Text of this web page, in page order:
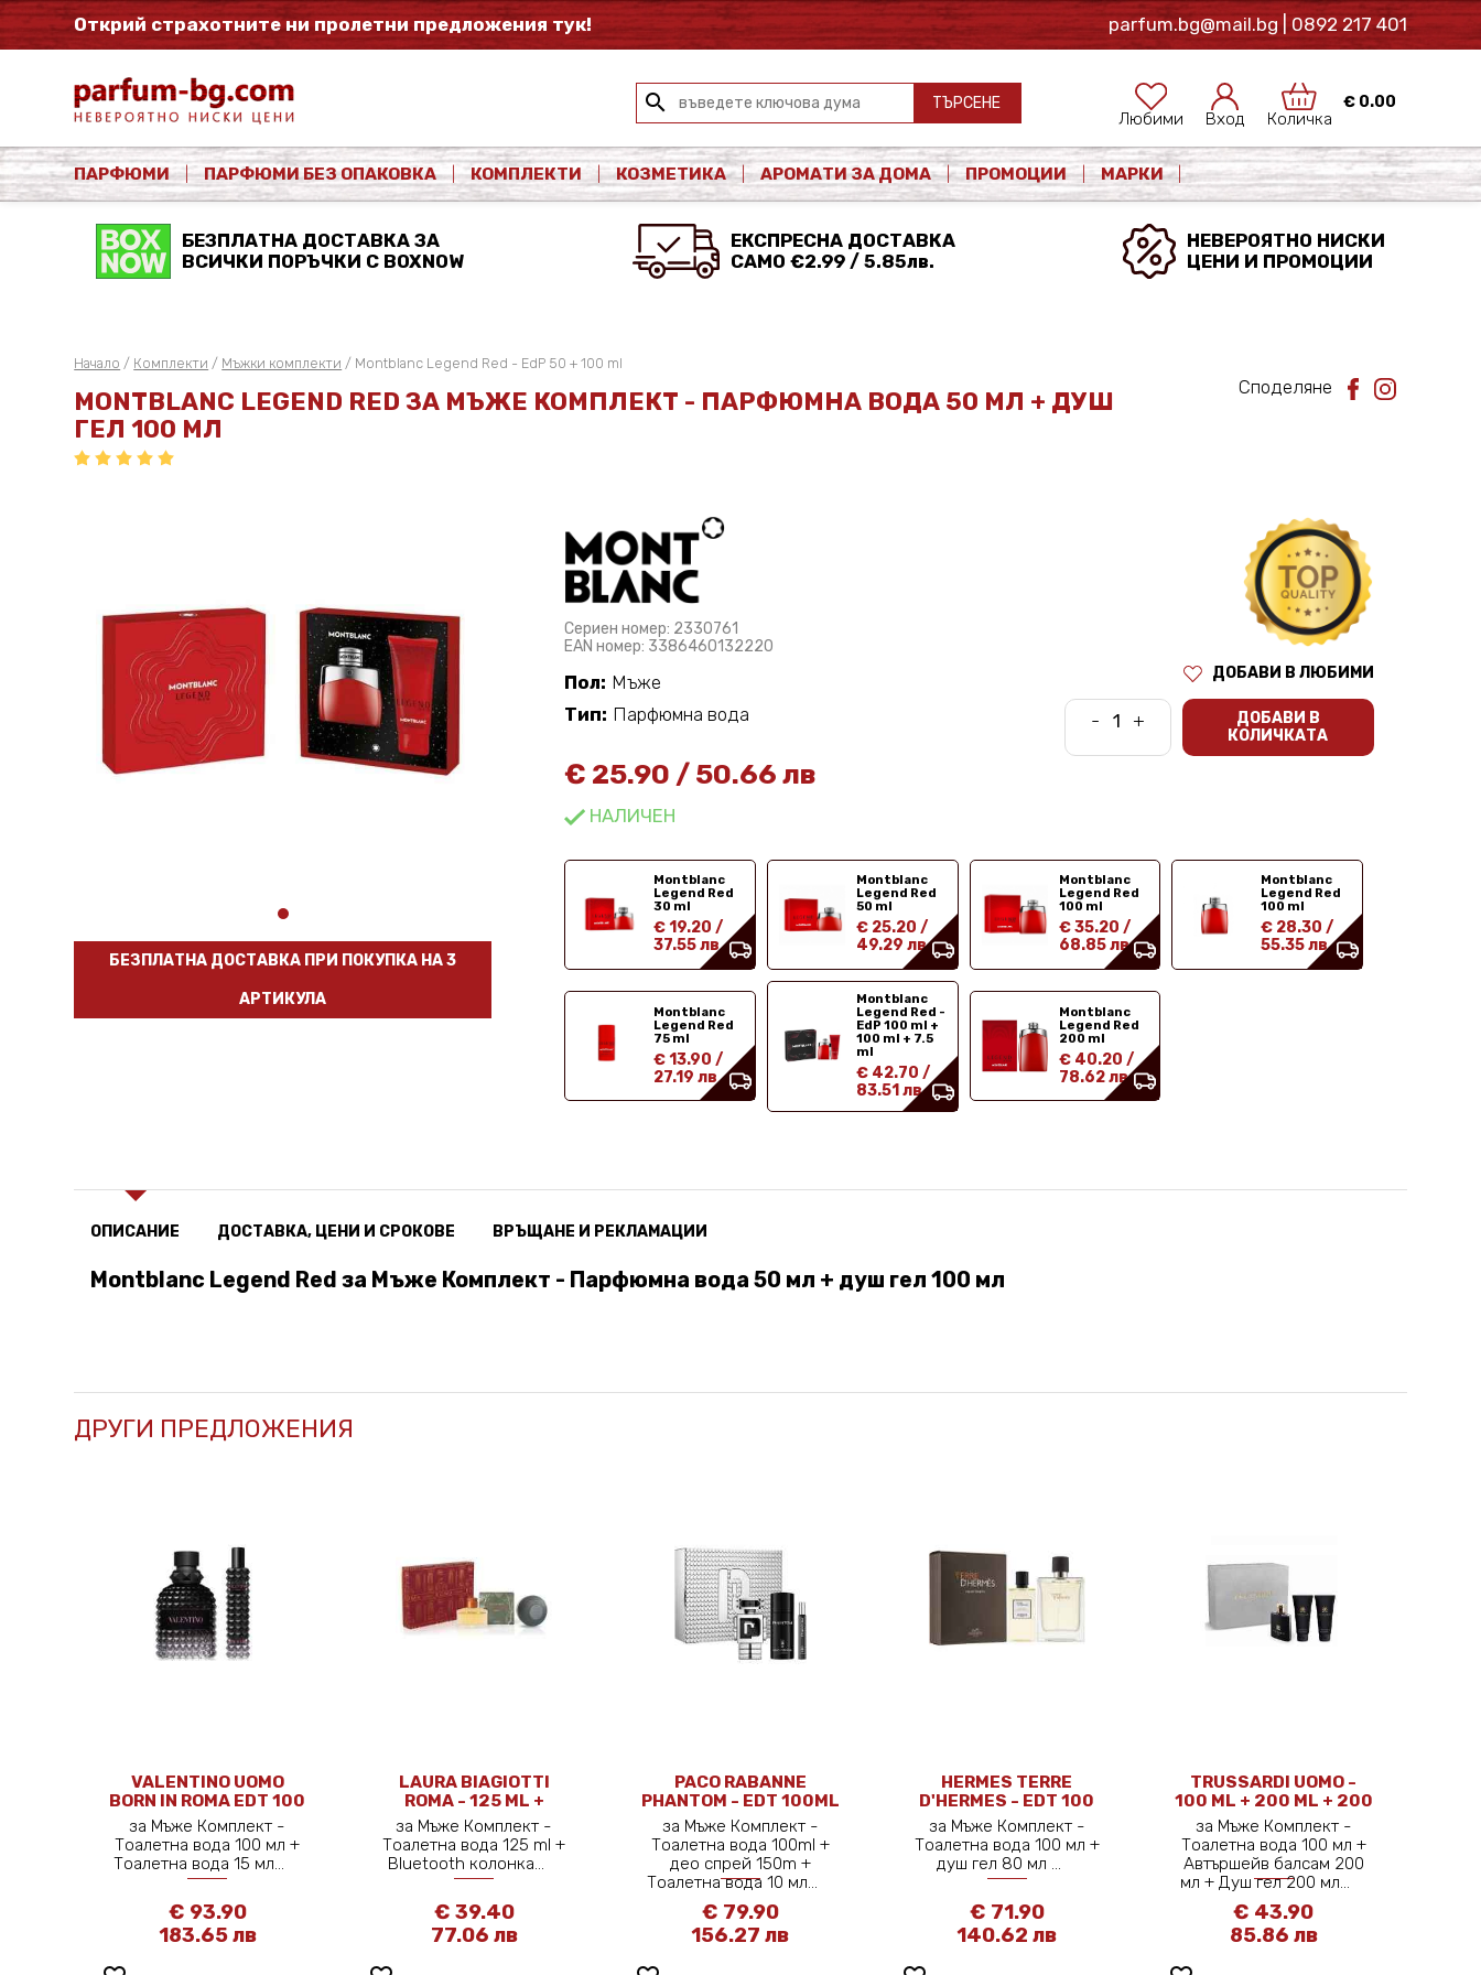
Открий страхотните ни пролетни предложения тук! parfum.bg@mail.bg| 0892 217 401
Количка
€ 0.00
Вход
Любими
search ТЪРСЕНЕ
ПАРФЮМИ ПАРФЮМИ БЕЗ ОПАКОВКА КОМПЛЕКТИ КОЗМЕТИКА АРОМАТИ ЗА ДОМА ПРОМОЦИИ МАРКИ
БЕЗПЛАТНА ДОСТАВКА ЗА
ВСИЧКИ ПОРЪЧКИ С BOXNOW
ЕКСПРЕСНА ДОСТАВКА
САМО €2.99 / 5.85лв.
НЕВЕРОЯТНО НИСКИ
ЦЕНИ И ПРОМОЦИИ
Начало / Комплекти / Мъжки комплекти / Montblanc Legend Red - EdP 50 + 100 ml
MONTBLANC LEGEND RED ЗА МЪЖЕ КОМПЛЕКТ - ПАРФЮМНА ВОДА 50 МЛ + ДУШ
ГЕЛ 100 МЛ
Споделяне
БЕЗПЛАТНА ДОСТАВКА ПРИ ПОКУПКА НА 3
АРТИКУЛА
Сериен номер: 2330761
EAN номер: 3386460132220
Пол: Мъже
Тип: Парфюмна вода
€ 25.90 / 50.66 лв
НАЛИЧЕН
ДОБАВИ В ЛЮБИМИ
- +
ДОБАВИ В
КОЛИЧКАТА
Montblanc
Legend Red
30 ml
€ 19.20 /
37.55 лв
Montblanc
Legend Red
50 ml
€ 25.20 /
49.29 лв
Montblanc
Legend Red
100 ml
€ 35.20 /
68.85 лв
Montblanc
Legend Red
100 ml
€ 28.30 /
55.35 лв
Montblanc
Legend Red
75 ml
€ 13.90 /
27.19 лв
Montblanc
Legend Red -
EdP 100 ml +
100 ml + 7.5
ml
€ 42.70 /
83.51 лв
Montblanc
Legend Red
200 ml
€ 40.20 /
78.62 лв
ОПИСАНИЕ ДОСТАВКА, ЦЕНИ И СРОКОВЕ ВРЪЩАНЕ И РЕКЛАМАЦИИ
Montblanc Legend Red за Мъже Комплект - Парфюмна вода 50 мл + душ гел 100 мл
ДРУГИ ПРЕДЛОЖЕНИЯ
VALENTINO UOMO
BORN IN ROMA EDT 100
ML + EDT 15 ML
за Мъже Комплект -
Тоалетна вода 100 мл +
Тоалетна вода 15 мл...
€ 93.90
183.65 лв
LAURA BIAGIOTTI
ROMA - 125 ML +
за Мъже Комплект -
Тоалетна вода 125 ml +
Bluetooth колонка...
€ 39.40
77.06 лв
PACO RABANNE
PHANTOM - EDT 100ML
+ 150 ML + EDT 10 ML
за Мъже Комплект -
Тоалетна вода 100ml +
део спрей 150m +
Тоалетна вода 10 мл...
€ 79.90
156.27 лв
HERMES TERRE
D'HERMES - EDT 100
ML + 80 ML
за Мъже Комплект -
Тоалетна вода 100 мл +
душ гел 80 мл ...
€ 71.90
140.62 лв
TRUSSARDI UOMO -
100 ML + 200 ML + 200
ML
за Мъже Комплект -
Тоалетна вода 100 мл +
Автършейв балсам 200
мл + Душ гел 200 мл...
€ 43.90
85.86 лв